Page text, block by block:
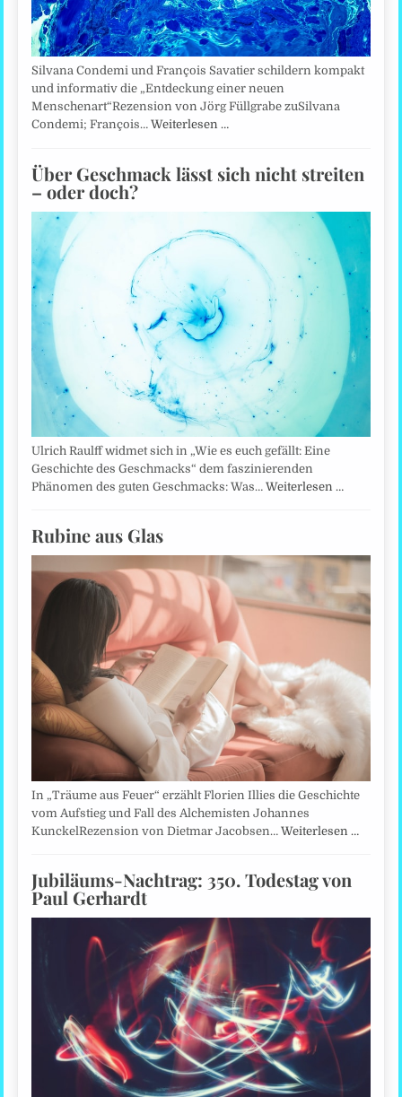
Silvana Condemi und François Savatier schildern kompakt
und informativ die „Entdeckung einer neuen
Menschenart“Rezension von Jörg Füllgrabe zuSilvana
Condemi; François…Weiterlesen …
Über Geschmack lässt sich nicht streiten
– oder doch?
Ulrich Raulff widmet sich in „Wie es euch gefällt: Eine
Geschichte des Geschmacks“ dem faszinierenden
Phänomen des guten Geschmacks: Was…Weiterlesen …
Rubine aus Glas
In „Träume aus Feuer“ erzählt Florien Illies die Geschichte
vom Aufstieg und Fall des Alchemisten Johannes
KunckelRezension von Dietmar Jacobsen…Weiterlesen …
Jubiläums-Nachtrag: 350. Todestag von
Paul Gerhardt